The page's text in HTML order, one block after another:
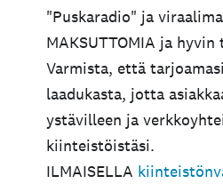
"Puskaradio" ja
MAKSUTTOMIA ja
Varmista, että
laadukasta, jotta
ystävilleen ja
kiinteistöistäsi.
ILMAISELLA